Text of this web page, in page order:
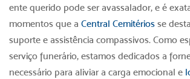
ente querido pode ser avassalador, e é
momentos que a Central Cemitérios se
suporte e assistência compassivos. Como
serviço funerário, estamos dedicados a
necessário para aliviar a carga emocional e